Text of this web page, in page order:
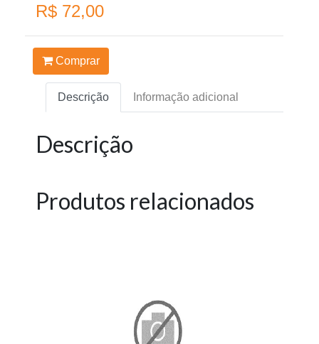
R$ 72,00
Comprar
Descrição Informação adicional
Descrição
Produtos relacionados